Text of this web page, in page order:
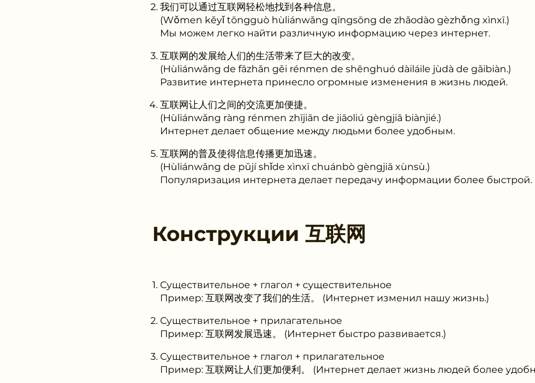
我们可以通过互联网轻松地找到各种信息。
(Wǒmen kěyǐ tōngguò hùliánwǎng qīngsōng de zhǎodào gèzhǒng xìnxī.)
Мы можем легко найти различную информацию через интернет.
互联网的发展给人们的生活带来了巨大的改变。
(Hùliánwǎng de fāzhǎn gěi rénmen de shēnghuó dàiláile jùdà de gǎibiàn.)
Развитие интернета принесло огромные изменения в жизнь людей.
互联网让人们之间的交流更加便捷。
(Hùliánwǎng ràng rénmen zhījiān de jiāoliú gèngjiā biànjié.)
Интернет делает общение между людьми более удобным.
互联网的普及使得信息传播更加迅速。
(Hùliánwǎng de pǔjí shǐde xìnxī chuánbò gèngjiā xùnsù.)
Популяризация интернета делает передачу информации более быстрой.
Конструкции 互联网
Существительное + глагол + существительное
Пример: 互联网改变了我们的生活。 (Интернет изменил нашу жизнь.)
Существительное + прилагательное
Пример: 互联网发展迅速。 (Интернет быстро развивается.)
Существительное + глагол + прилагательное
Пример: 互联网让人们更加便利。 (Интернет делает жизнь людей более